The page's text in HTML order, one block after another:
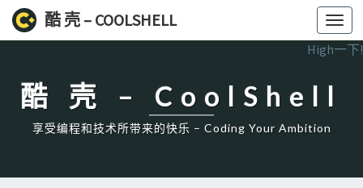
酷 壳 – COOLSHELL
High一下!
酷 壳 – CoolShell
享受编程和技术所带来的快乐 – Coding Your Ambition